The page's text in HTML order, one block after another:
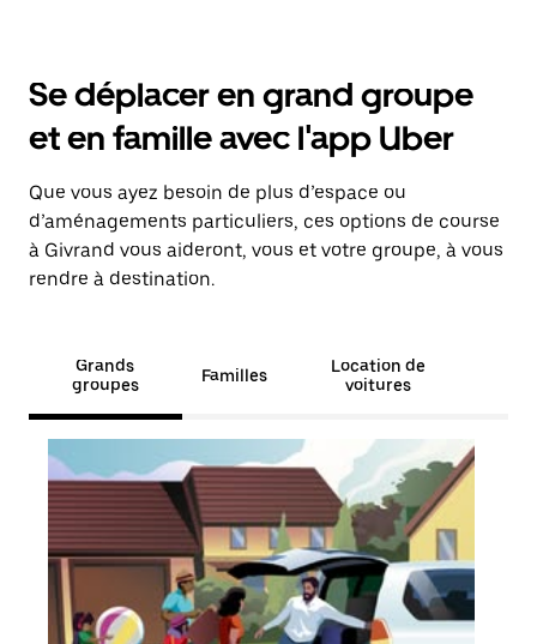
Se déplacer en grand groupe
et en famille avec l'app Uber
Que vous ayez besoin de plus d’espace ou
d’aménagements particuliers, ces options de course
à Givrand vous aideront, vous et votre groupe, à vous
rendre à destination.
Grands
groupes
Familles
Location de
voitures